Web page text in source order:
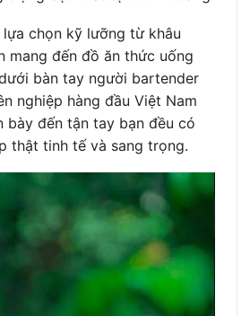
chọn kỹ lưỡng từ khâu
mang đến đồ ăn thức uống
bàn tay người bartender
nghiệp hàng đầu Việt Nam
bày đến tận tay bạn đều có
thật tinh tế và sang trọng.